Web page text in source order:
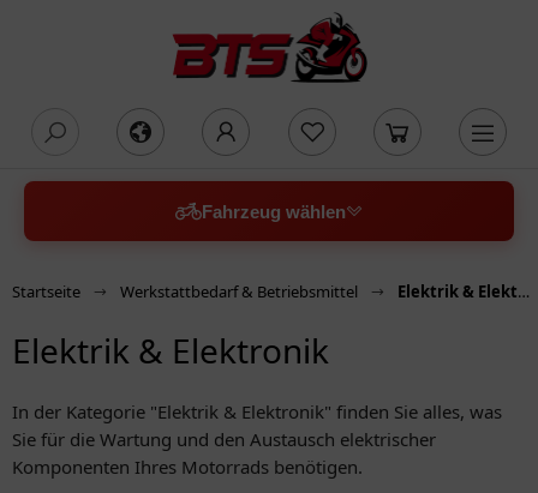
Fahrzeug wählen
Startseite Werkstattbedarf & Betriebsmittel Elektrik & Elektronik
Elektrik & Elektronik
In der Kategorie "Elektrik & Elektronik" finden Sie alles, was
Sie für die Wartung und den Austausch elektrischer
Komponenten Ihres Motorrads benötigen.